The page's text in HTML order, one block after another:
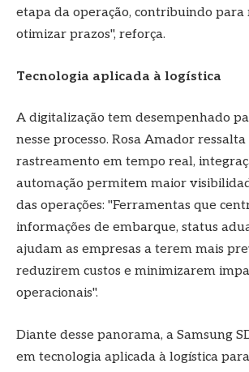
etapa da operação, contribuindo para
otimizar prazos", reforça.
Tecnologia aplicada à logística
A digitalização tem desempenhado
nesse processo. Rosa Amador
rastreamento em tempo real,
automação permitem maior
das operações: "Ferramentas que
informações de embarque, status
ajudam as empresas a terem mais
reduzirem custos e minimizarem
operacionais".
Diante desse panorama, a Samsung
em tecnologia aplicada à logística